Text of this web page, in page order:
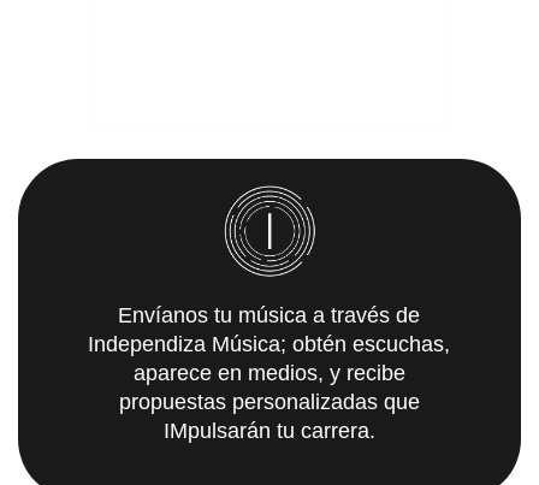
Envíanos tu música a través de
Independiza Música; obtén escuchas,
aparece en medios, y recibe
propuestas personalizadas que
IMpulsarán tu carrera.